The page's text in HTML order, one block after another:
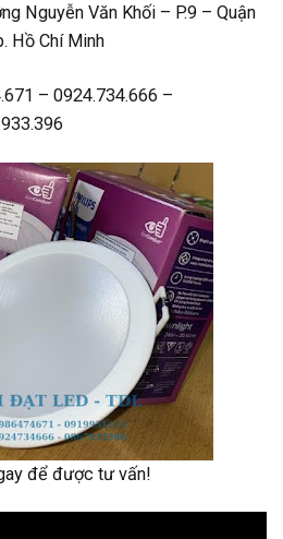
Nguyễn Văn Khối – P.9 – Quận
Hồ Chí Minh
– 0924.734.666 –
để được tư vấn!